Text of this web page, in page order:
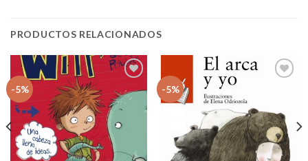
PRODUCTOS RELACIONADOS
-5%
a la
deseos
-5%
de
deseos